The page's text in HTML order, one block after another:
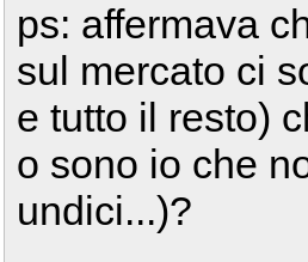
ps: affermava
sul mercato ci
e tutto il resto)
o sono io che
undici...)?